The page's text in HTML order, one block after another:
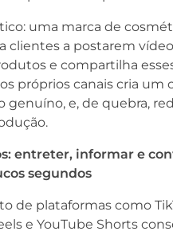
uma marca de
clientes a postarem
e compartilha
próprios canais cria um
genuíno, e, de quebra,
entreter, informar e
segundos
de plataformas como
e YouTube Shorts